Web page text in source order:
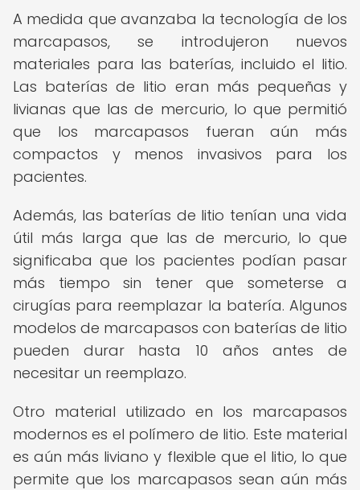
A medida que avanzaba la tecnología de los
marcapasos, se introdujeron nuevos
materiales para las baterías, incluido el litio.
Las baterías de litio eran más pequeñas y
livianas que las de mercurio, lo que permitió
que los marcapasos fueran aún más
compactos y menos invasivos para los
pacientes.
Además, las baterías de litio tenían una vida
útil más larga que las de mercurio, lo que
significaba que los pacientes podían pasar
más tiempo sin tener que someterse a
cirugías para reemplazar la batería. Algunos
modelos de marcapasos con baterías de litio
pueden durar hasta 10 años antes de
necesitar un reemplazo.
Otro material utilizado en los marcapasos
modernos es el polímero de litio. Este material
es aún más liviano y flexible que el litio, lo que
permite que los marcapasos sean aún más